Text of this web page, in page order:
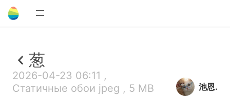
葱
2026-04-23 06:11 ,
Статичные обои jpeg , 5 MB
池恩.